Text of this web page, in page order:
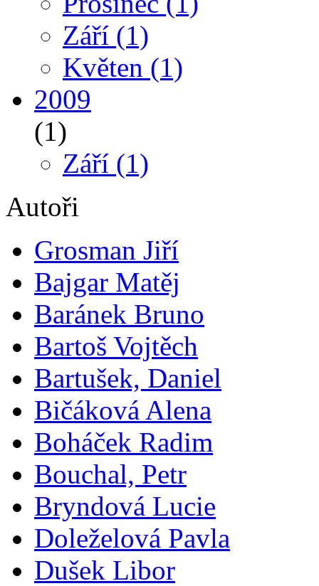
Září (1)
Květen (1)
2009
(1)
Září (1)
Autoři
Grosman Jiří
Bajgar Matěj
Baránek Bruno
Bartoš Vojtěch
Bartušek, Daniel
Bičáková Alena
Boháček Radim
Bouchal, Petr
Bryndová Lucie
Doleželová Pavla
Dušek Libor